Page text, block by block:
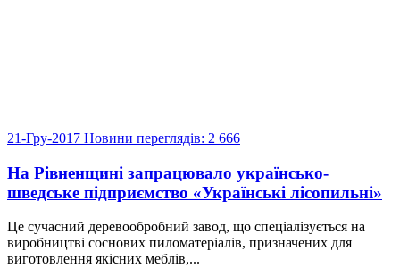
21-Гру-2017 Новини переглядів: 2 666
На Рівненщині запрацювало українсько-
шведське підприємство «Українські лісопильні»
Це сучасний деревообробний завод, що спеціалізується на
виробництві соснових пиломатеріалів, призначених для
виготовлення якісних меблів,...